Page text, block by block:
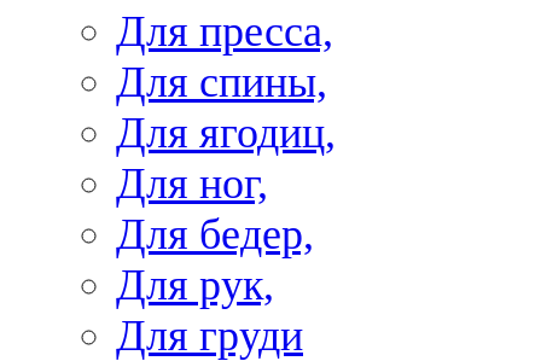
Для пресса,
Для спины,
Для ягодиц,
Для ног,
Для бедер,
Для рук,
Для груди